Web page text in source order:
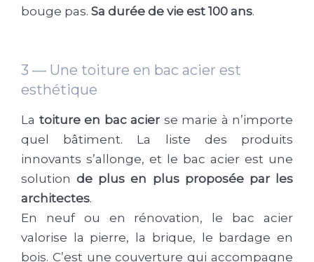
bouge pas. Sa durée de vie est 100 ans.
3 — Une toiture en bac acier est
esthétique
La toiture en bac acier se marie à n’importe
quel bâtiment. La liste des produits
innovants s’allonge, et le bac acier est une
solutionde plus en plus proposée par les
architectes.
En neuf ou en rénovation, le bac acier
valorise la pierre, la brique, le bardage en
bois. C’est une couverture qui accompagne